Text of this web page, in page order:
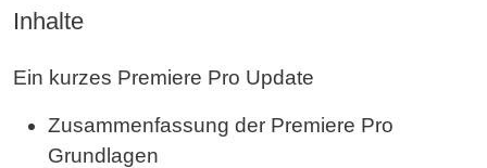
Inhalte
Ein kurzes Premiere Pro Update
Zusammenfassung der Premiere Pro
Grundlagen